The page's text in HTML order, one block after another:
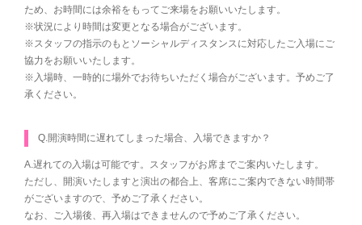
ため、お時間には余裕をもってご来場をお願いいたします。
※状況により時間は変更となる場合がございます。
※スタッフの指示のもとソーシャルディスタンスに対応したご入場にご
協力をお願いいたします。
※入場時、一時的に場外でお待ちいただく場合がございます。予めご了
承ください。
Q.開演時間に遅れてしまった場合、入場できますか？
A.遅れての入場は可能です。スタッフがお席までご案内いたします。
ただし、開演いたしますと演出の都合上、客席にご案内できない時間帯
がございますので、予めご了承ください。
なお、ご入場後、再入場はできませんので予めご了承ください。